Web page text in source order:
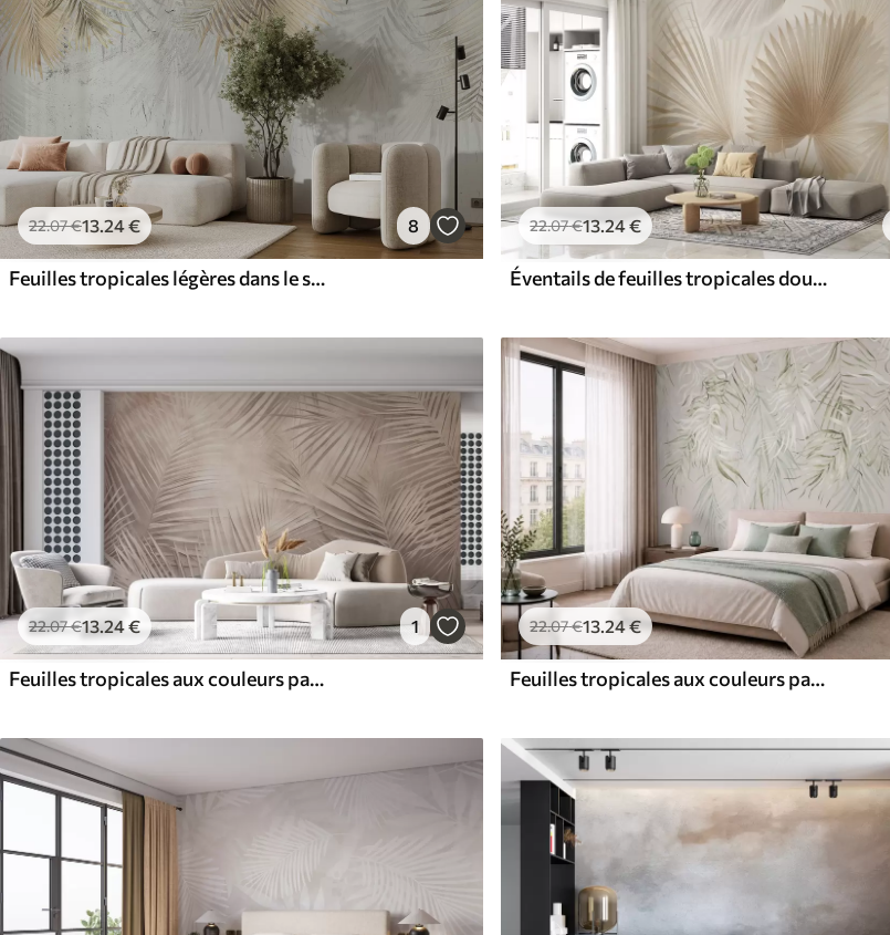
22.07€13 .24€ 8
Feuilles tropicales légères dans le style du grunge
22.07€13.24€
Éventails de feuilles tropicales douces dans des tons beige clair et bleutés
22.07€13.24€ 1
Feuilles tropicales aux couleurs pastel
22.07€13.24€
Feuilles tropicales aux couleurs pastel sur fond clair